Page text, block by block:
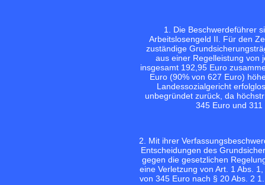
1. Die Beschwerdeführer
Arbeitslosengeld II. Für den
zuständige
aus einer Regelleistung von
insgesamt 192,95 Euro
Euro (90% von 627 Euro)
Landessozialgericht
unbegründet zurück, da
345 Euro und
2. Mit ihrer
Entscheidungen des
gegen die gesetzlichen
eine Verletzung von Art. 1 Abs.
von 345 Euro nach § 20 Abs. 2